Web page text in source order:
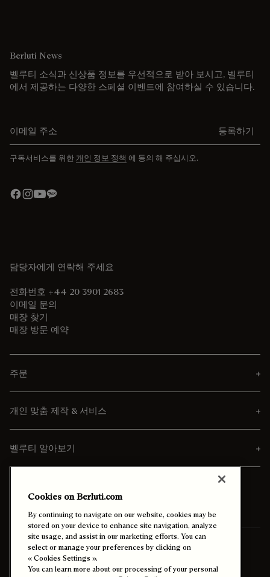
Berluti News
벨루티 소식과 신상품 정보를 우선적으로 받아 보시고, 벨루티
에서 제공하는 다양한 스페셜 이벤트에 참여하실 수 있습니다.
등록하기
구독서비스를 위한 개인 정보 정책 에 동의 해 주십시오.
담당자에게 연락해 주세요
전화번호 +44 20 3901 2683
이메일 문의
매장 찾기
매장 방문 예약
주문
개인 맞춤 제작 & 서비스
벨루티 알아보기
배송 받아보실 곳: 대한민국 (한국어)
Cookies on Berluti.com
By continuing to navigate on our website, cookies may be
stored on your device to enhance site navigation, analyze
site usage, and assist in our marketing efforts. You can
select or manage your preferences by clicking on
« Cookies Settings ».
You can learn more about our processing of your personal